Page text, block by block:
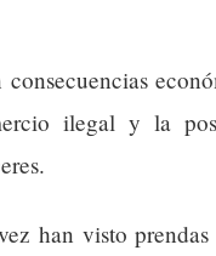
ilegal y la
han visto